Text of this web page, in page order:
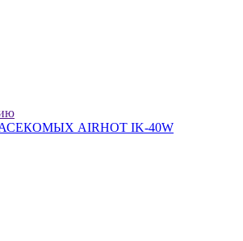
AIRHOT IK-40W